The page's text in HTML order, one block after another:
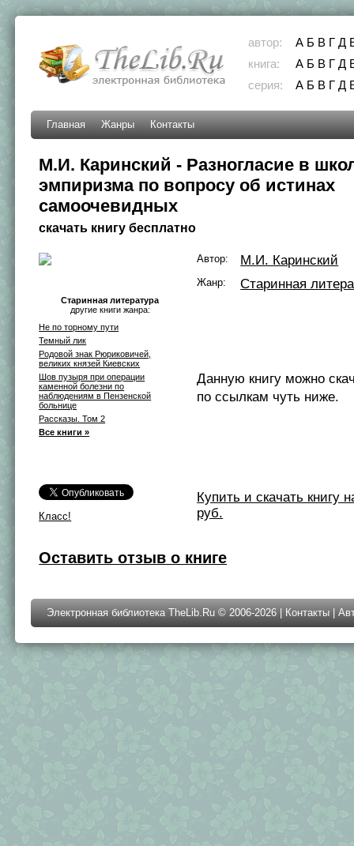
автор: А Б В Г Д
книга:
А Б В Г Д
серия:
А Б В Г Д
Главная Жанры Контакты
М.И. Каринский - Разногласие в
эмпиризма по вопросу об истинах
самоочевидных
скачать книгу бесплатно
Старинная литература
другие книги жанра:
Не по торному пути
Темный лик
Родовой знак Рюриковичей,
великих князей Киевских
Шов пузыря при операции
каменной болезни по
наблюдениям в Пензенской
больнице
Рассказы. Том 2
Все книги »
Класс!
Автор: М.И. Каринский
Жанр: Старинная
Данную книгу можно
по ссылкам чуть ниже.
Купить и скачать книгу
руб.
Оставить отзыв о книге
Электронная библиотека TheLib.Ru © 2006-2026 | Контакты |